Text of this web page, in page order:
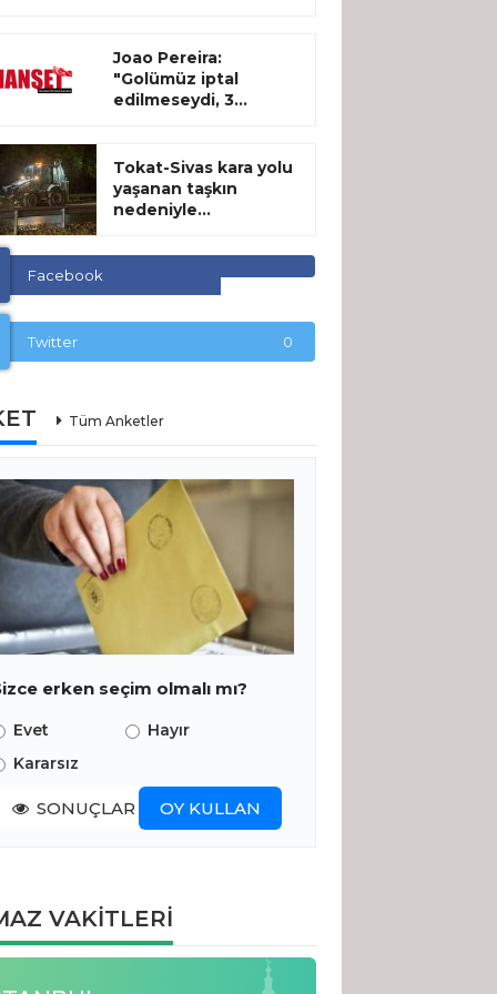
Joao Pereira:
"Golümüz iptal
edilmeseydi, 3...
Tokat-Sivas kara yolu
yaşanan taşkın
nedeniyle...
Facebook
Twitter 0
Tüm Anketler
erken seçim olmalı mı?
Evet
Hayır
Kararsız
SONUÇLAR OY KULLAN
VAKİTLERİ